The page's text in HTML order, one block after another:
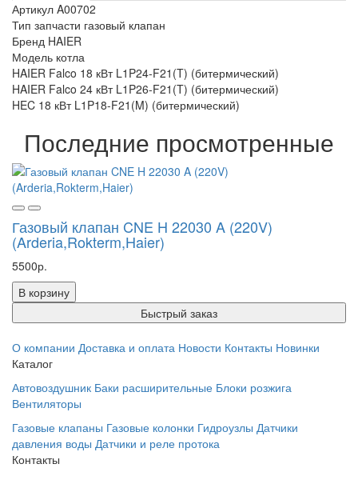
Артикул A00702
Тип запчасти газовый клапан
Бренд HAIER
Модель котла
HAIER Falco 18 кВт L1P24-F21(T) (битермический)
HAIER Falco 24 кВт L1P26-F21(T) (битермический)
HEC 18 кВт L1P18-F21(M) (битермический)
Последние просмотренные
Газовый клапан CNE H 22030 A (220V)
(Arderia,Rokterm,Haier)
5500р.
В корзину
Быстрый заказ
О компании Доставка и оплата Новости Контакты Новинки
Каталог
Автовоздушник Баки расширительные Блоки розжига
Вентиляторы
Газовые клапаны Газовые колонки Гидроузлы Датчики
давления воды Датчики и реле протока
Контакты